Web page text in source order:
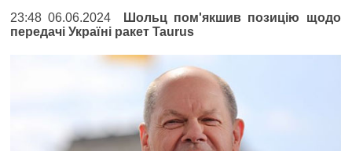
23:48 06.06.2024
Шольц пом'якшив позицію щодо
передачі Україні ракет Taurus